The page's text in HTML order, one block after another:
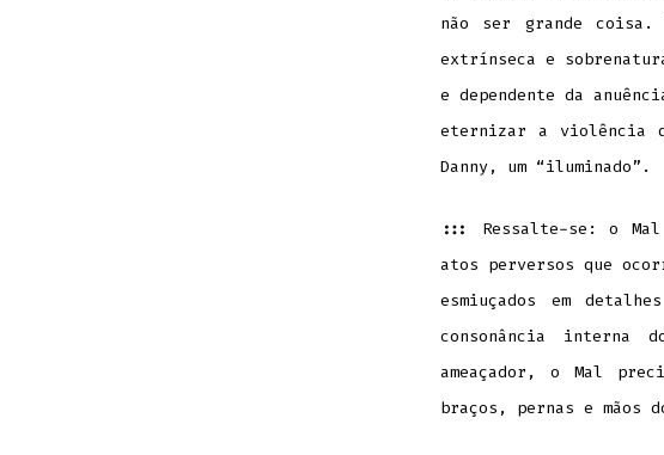
não ser grande
extrínseca e
e dependente da
eternizar a violência
Danny, um “iluminado”.
::: Ressalte-se: o
atos perversos que
esmiuçados em
consonância interna
ameaçador, o Mal
braços, pernas e mãos